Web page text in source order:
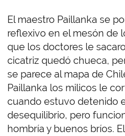
El maestro Paillanka se
reflexivo en el mesón de
que los doctores le
cicatriz quedó chueca,
se parece al mapa de
Paillanka los milicos le
cuando estuvo detenido
desequilibrio, pero
hombría y buenos bríos.